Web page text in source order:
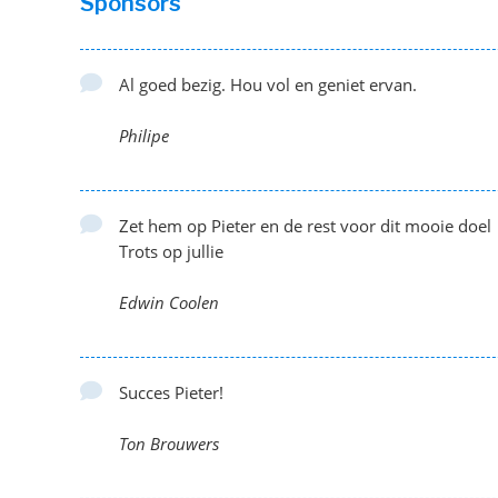
Al goed bezig. Hou vol en geniet ervan.
Philipe
Zet hem op Pieter en de rest voor dit mooie doel
Trots op jullie
Edwin Coolen
Succes Pieter!
Ton Brouwers